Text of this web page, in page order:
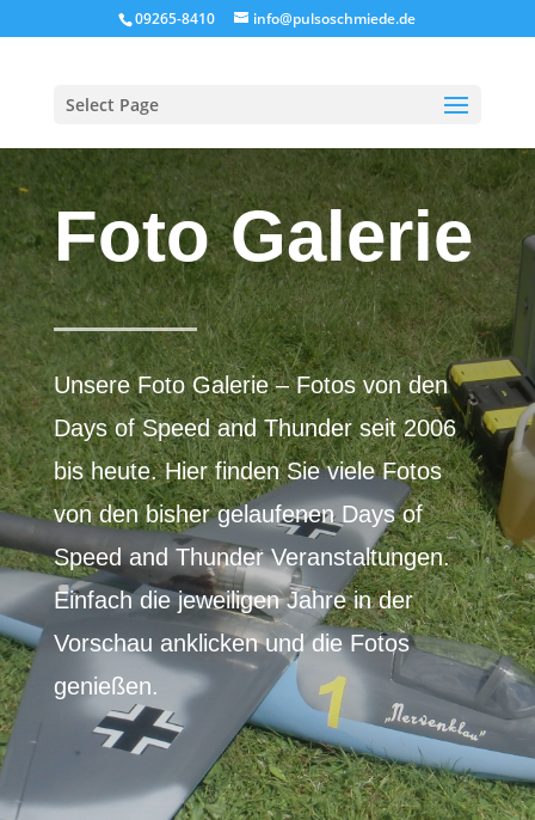
09265-8410 info@pulsoschmiede.de
Select Page
Foto Galerie
Unsere Foto Galerie – Fotos von den
Days of Speed and Thunder seit 2006
bis heute. Hier finden Sie viele Fotos
von den bisher gelaufenen Days of
Speed and Thunder Veranstaltungen.
Einfach die jeweiligen Jahre in der
Vorschau anklicken und die Fotos
genießen.